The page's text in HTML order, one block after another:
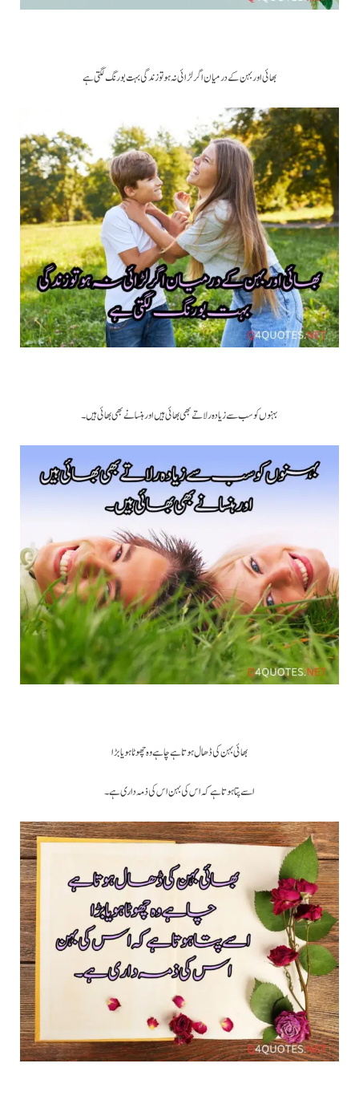
بھائی اور بہن کے درمیان اگر لڑائی نہ ہو تو زندگی بہت بورنگ لگتی ہے
بہنوں کو سب سے زیادہ رلاتے بھی بھائی ہیں اور ہنسانے بھی بھائی ہیں ۔
بھائی بہن کی ڈھال ہوتا ہے چاہے وہ چھوٹا ہو یا بڑا
اسے پتا ہوتا ہے کہ اس کی بہن اس کی ذمہ داری ہے ۔